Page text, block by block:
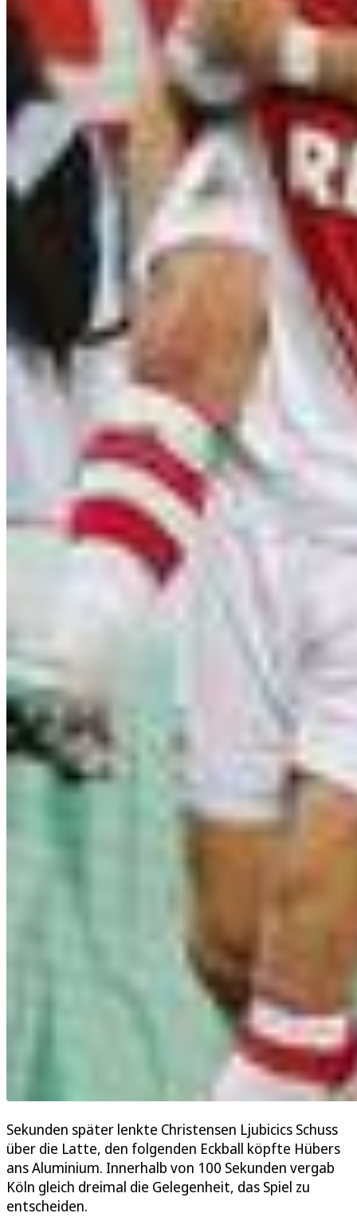
Sekunden später lenkte Christensen Ljubicics Schuss
über die Latte, den folgenden Eckball köpfte Hübers
ans Aluminium. Innerhalb von 100 Sekunden vergab
Köln gleich dreimal die Gelegenheit, das Spiel zu
entscheiden.